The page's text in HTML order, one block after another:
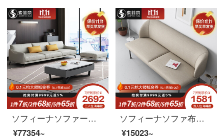
ソフィーナソファーの科学技術布ソファ現代簡単な無料の布ゴムリビングの一字型の直列四人のリビングルームの家具のシングル席+二人の位+三人の位のラテックスのスタイル
¥77354~
ソフィーナソファ布芸ソファー科学技術布ソファー小型ソファーリビングルーム現代簡単リビング家具ソファシングル位ラテックスモデル
¥15023~